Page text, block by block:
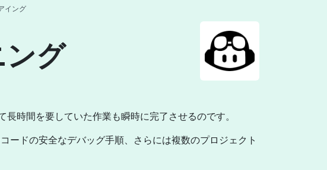
イング
グ
時間を要していた作業も瞬時に完了させるのです。
ドの安全なデバッグ手順、さらには複数のプロジェクト